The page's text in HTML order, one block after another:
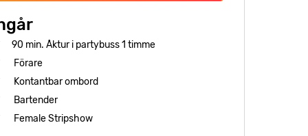
90 min. Åktur i partybuss 1 timme
Förare
Kontantbar ombord
Bartender
Female Stripshow